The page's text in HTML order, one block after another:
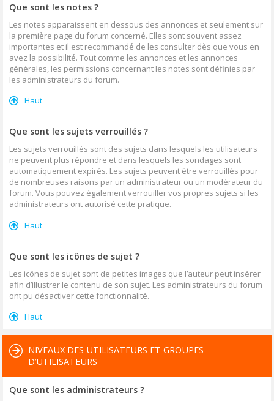
Que sont les notes ?
Les notes apparaissent en dessous des annonces et seulement sur
la première page du forum concerné. Elles sont souvent assez
importantes et il est recommandé de les consulter dès que vous en
avez la possibilité. Tout comme les annonces et les annonces
générales, les permissions concernant les notes sont définies par
les administrateurs du forum.
Haut
Que sont les sujets verrouillés ?
Les sujets verrouillés sont des sujets dans lesquels les utilisateurs
ne peuvent plus répondre et dans lesquels les sondages sont
automatiquement expirés. Les sujets peuvent être verrouillés pour
de nombreuses raisons par un administrateur ou un modérateur du
forum. Vous pouvez également verrouiller vos propres sujets si les
administrateurs ont autorisé cette pratique.
Haut
Que sont les icônes de sujet ?
Les icônes de sujet sont de petites images que l’auteur peut insérer
afin d’illustrer le contenu de son sujet. Les administrateurs du forum
ont pu désactiver cette fonctionnalité.
Haut
NIVEAUX DES UTILISATEURS ET GROUPES
D’UTILISATEURS
Que sont les administrateurs ?